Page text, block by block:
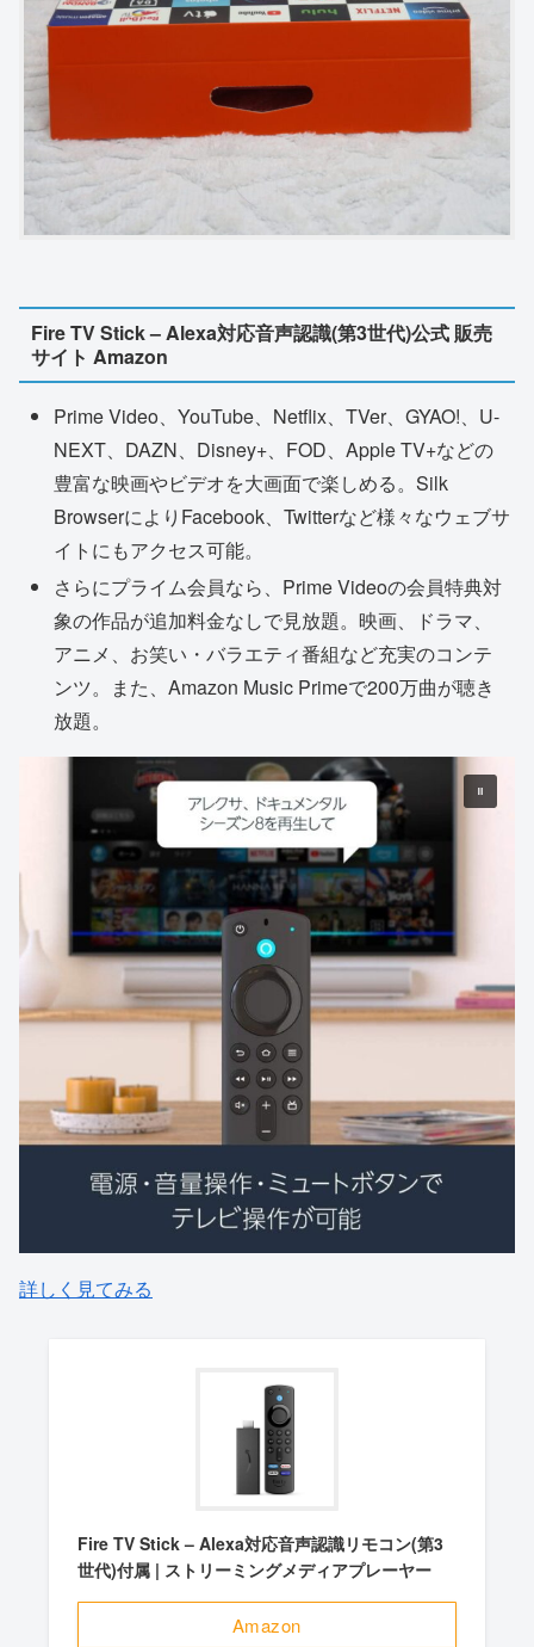
Fire TV Stick – Alexa対応音声認識(第3世代)公式 販売
サイト Amazon
Prime Video、YouTube、Netflix、TVer、GYAO!、U-
NEXT、DAZN、Disney+、FOD、Apple TV+などの
豊富な映画やビデオを大画面で楽しめる。Silk
BrowserによりFacebook、Twitterなど様々なウェブサ
イトにもアクセス可能。
さらにプライム会員なら、Prime Videoの会員特典対
象の作品が追加料金なしで見放題。映画、ドラマ、
アニメ、お笑い・バラエティ番組など充実のコンテ
ンツ。また、Amazon Music Primeで200万曲が聴き
放題。
詳しく見てみる
Fire TV Stick – Alexa対応音声認識リモコン(第3
世代)付属 | ストリーミングメディアプレーヤー
Amazon